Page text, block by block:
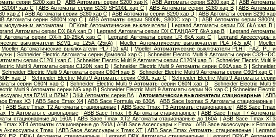
серии S200 хар D| ABB Автоматы серии S200 хар K |ABB Автоматы серии S200 хар Z| ABB Автоматы
хар C |ABB Автоматы серии S230-SH200L хар С|ABB Автоматы серии S280 хар B|ABB Автоматы
хар Z| ABB Автоматы серии S280 хар С | ABB Автоматы серии S290 хар D | ABB Автоматы серии S290 хар
Автоматы серии S800N хар С | ABB Автоматы серии S800N, S800C хар D|ABB Автоматы серии S800N,
модульным автоматам | DEKraft Автоматические выключатели| Legrand Автоматы серии DX 6kA хар B|
Автоматы серии DX 6kA хар D| Legrand Автоматы серии DX СТАНДАРТ 6kA хар B | Legrand Автоматы
Автоматы серии DX-h 10-25kA хар C |Legrand Автоматы серии LR 6kA хар C |Legrand Аксессуары к
выключатели BZM1 до 125А (25кА) |Moeller Автоматические выключатели PL4 (4,5 кА) |Moeller
Moeller Автоматические выключатели PL7 (10 кА) |Moeller Автоматические выключатели PLHT, FAZ, PLI и
| Schneider Electric Aвтоматы серии Домовой хар C | Schneider Electric Multi 9 Автоматы серии C32H-DC
серии C120H хар C | Schneider Electric Multi 9 Автоматы серии C120N хар B| Schneider Electric Multi 9
Multi 9 Автоматы серии C120N хар D |Schneider Electric Multi 9 Автоматы серии C60A хар B |Schneider
Schneider Electric Multi 9 Автоматы серии C60H хар B|Schneider Electric Multi 9 Автоматы серии C60H хар C|
хар D| Schneider Electric Multi 9 Автоматы серии C60L хар C| Schneider Electric Multi 9 Автоматы серии
серии C60N хар C |Schneider Electric Multi 9 Автоматы серии C60N хар D| Schneider Electric Multi 9
Multi 9 Автоматы серии NG хар B |Schneider Electric Multi 9 Автоматы серии NG хар С|Schneider Electric
для BZM1 и BZM2| ЭКФ Автоматы серии ВА | Автоматические выключатели стационарные|ABB
Emax X3 | ABB Sace Emax X4|ABB Sace Formula до 630А|ABB Sace Isomax S Автоматы стационарные|
| ABB Sace Tmax T2 Автоматы стационарные | ABB Sace Tmax T3 Автоматы стационарные | ABB Sace Tmax
T5 Автоматы стационарные| ABB Sace Tmax T6 Автоматы стационарные| ABB Sace Tmax T7 Автоматы
стационарные до 160А |ABB Sace Tmax XT2 Автоматы стационарные до 160А |ABB Sace Tmax XT3
Tmax XT4 Автоматы стационарные до 250А |ABB Sace Аксессуары к Emax | ABB Sace аксессуары к Formula
Аксессуары к Tmax | ABB Sace Аксессуары к Tmax XT | ABB Sace Еmax Автоматы стационарные|Legrand